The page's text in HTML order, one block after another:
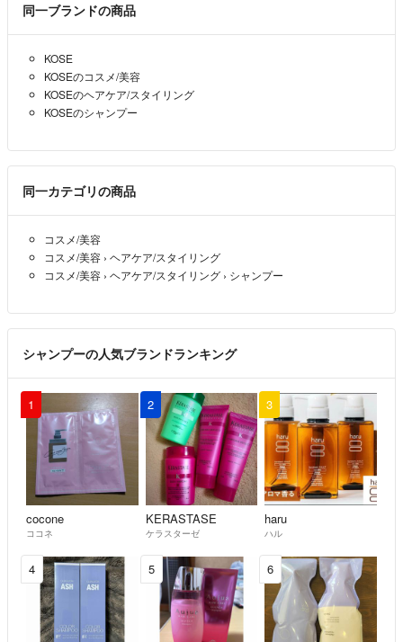
同一ブランドの商品
KOSE
KOSEのコスメ/美容
KOSEのヘアケア/スタイリング
KOSEのシャンプー
同一カテゴリの商品
コスメ/美容
コスメ/美容 › ヘアケア/スタイリング
コスメ/美容 › ヘアケア/スタイリング › シャンプー
シャンプーの人気ブランドランキング
1
cocone
ココネ
2
KERASTASE
ケラスターゼ
3
haru
ハル
4 5 6